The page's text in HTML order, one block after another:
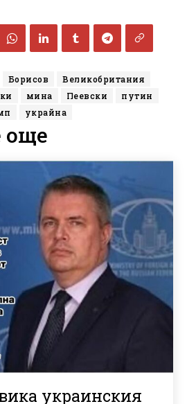
Борисов
Великобритания
мина Пеевски
путин
украйна
още
украинския